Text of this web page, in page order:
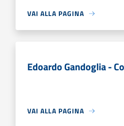
VAI ALLA PAGINA
Edoardo Gandoglia -
VAI ALLA PAGINA